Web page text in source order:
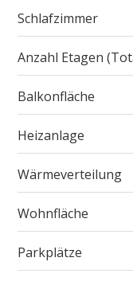
Schlafzimmer
Anzahl Etagen
Balkonfläche
Heizanlage
Wärmeverteilung
Wohnfläche
Parkplätze